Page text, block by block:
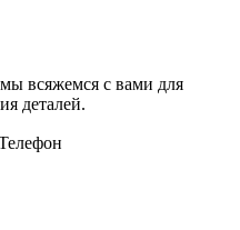
всяжемся с вами для
деталей.